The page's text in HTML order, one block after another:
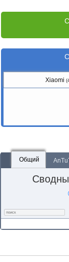
Xiaomi
Общий